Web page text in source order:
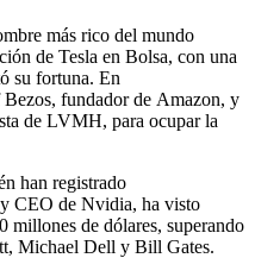
más rico del mundo
de Tesla en Bolsa, con una
su fortuna. En
fundador de Amazon, y
de LVMH, para ocupar la
han registrado
CEO de Nvidia, ha visto
millones de dólares, superando
Michael Dell y Bill Gates.